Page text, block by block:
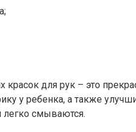
красок для рук – это
у ребенка, а также
легко смываются.